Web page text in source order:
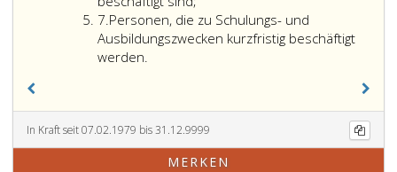
7.Ziffer
7
Personen, die zu Schulungs- und
Ausbildungszwecken kurzfristig beschäftigt
werden.
In Kraft seit 07.02.1979 bis 31.12.9999
MERKEN